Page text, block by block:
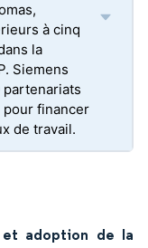
à cinq
la
Siemens
pour financer
de travail.
et adoption de la